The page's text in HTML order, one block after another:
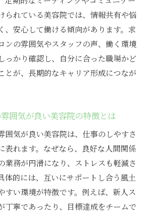
アップ支援が充実した美容院を探
の昇給や昇格チャンスを掴む秘訣
での研修制度と成長のポイント解説
タッフが知りたいキャリア形成の
美容院に転職する魅力とは
働くなら堂島エリアの魅力を知る
して人気の堂島エリア美容院の特
アの美容院で得られる経験と強み
タッフが語る堂島エリアの働きや
られている美容院では、情報共有や悩
、安心して働ける傾向があります。求
ンの雰囲気やスタッフの声、働く環境
っかり確認し、自分に合った職場かど
とが、長期的なキャリア形成につなが
囲気が良い美容院の特徴とは
囲気が良い美容院は、仕事のしやすさ
表れます。なぜなら、良好な人間関係
業務が円滑になり、ストレスも軽減さ
体的には、互いにサポートし合う風土
すい環境が特徴です。例えば、新人ス
丁寧であったり、目標達成をチームで